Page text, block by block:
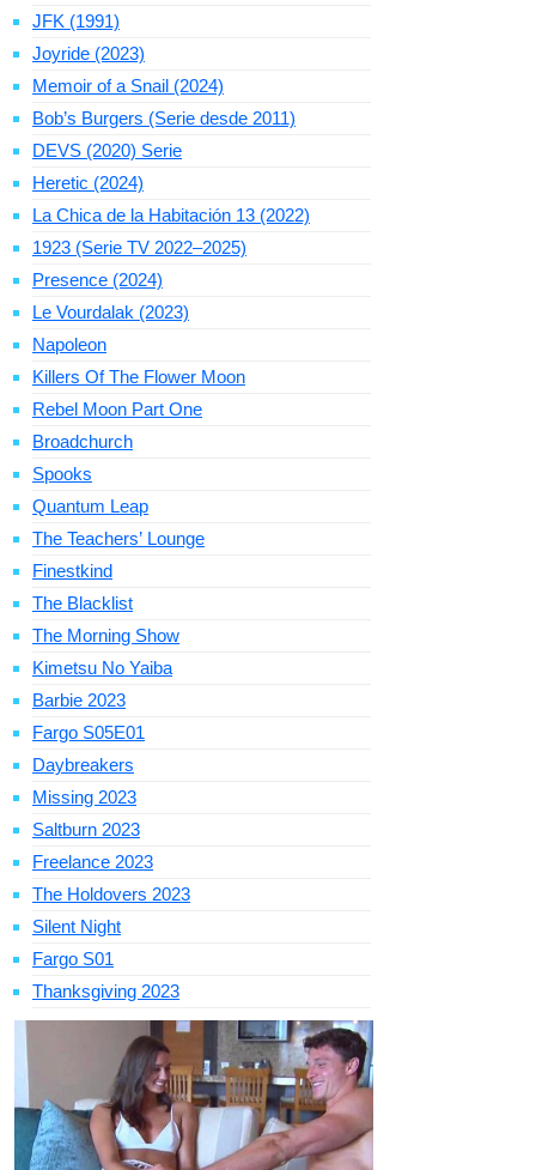
JFK (1991)
Joyride (2023)
Memoir of a Snail (2024)
Bob’s Burgers (Serie desde 2011)
DEVS (2020) Serie
Heretic (2024)
La Chica de la Habitación 13 (2022)
1923 (Serie TV 2022–2025)
Presence (2024)
Le Vourdalak (2023)
Napoleon
Killers Of The Flower Moon
Rebel Moon Part One
Broadchurch
Spooks
Quantum Leap
The Teachers’ Lounge
Finestkind
The Blacklist
The Morning Show
Kimetsu No Yaiba
Barbie 2023
Fargo S05E01
Daybreakers
Missing 2023
Saltburn 2023
Freelance 2023
The Holdovers 2023
Silent Night
Fargo S01
Thanksgiving 2023